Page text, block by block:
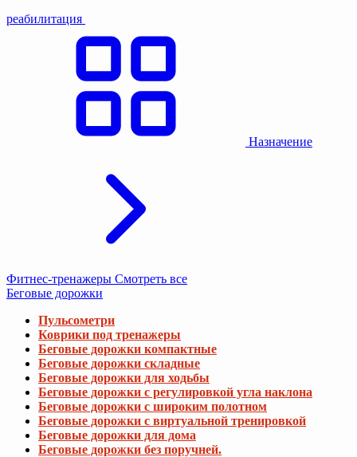
реабилитация
Назначение
Фитнес-тренажеры Смотреть все
Беговые дорожки
Пульсометри
Коврики под тренажеры
Беговые дорожки компактные
Беговые дорожки складные
Беговые дорожки для ходьбы
Беговые дорожки с регулировкой угла наклона
Беговые дорожки с широким полотном
Беговые дорожки с виртуальной тренировкой
Беговые дорожки для дома
Беговые дорожки без поручней.